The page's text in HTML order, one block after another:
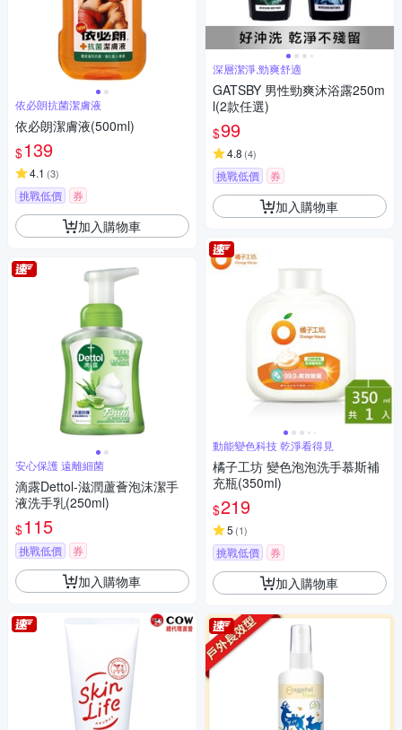
依必朗抗菌潔膚液
依必朗潔膚液(500ml)
$139
4.1 (3)
挑戰低價 券
加入購物車
安心保護 遠離細菌
滴露Dettol-滋潤蘆薈泡沫潔手
液洗手乳(250ml)
$115
挑戰低價 券
加入購物車
深層潔淨,勁爽舒適
GATSBY 男性勁爽沐浴露250m
l(2款任選)
$99
4.8 (4)
挑戰低價 券
加入購物車
動能變色科技 乾淨看得見
橘子工坊 變色泡泡洗手慕斯補
充瓶(350ml)
$219
5 (1)
挑戰低價 券
加入購物車